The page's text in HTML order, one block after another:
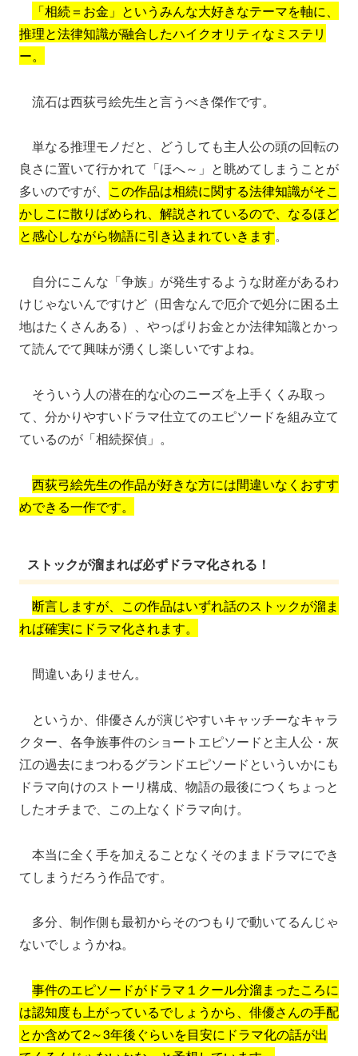
「相続＝お金」というみんな大好きなテーマを軸に、
推理と法律知識が融合したハイクオリティなミステリ
ー。
流石は西荻弓絵先生と言うべき傑作です。
単なる推理モノだと、どうしても主人公の頭の回転の
良さに置いて行かれて「ほへ～」と眺めてしまうことが
多いのですが、 この作品は相続に関する法律知識がそこ
かしこに散りばめられ、解説されているので、なるほど
と感心しながら物語に引き込まれていきます。
自分にこんな「争族」が発生するような財産があるわ
けじゃないんですけど（田舎なんで厄介で処分に困る土
地はたくさんある）、やっぱりお金とか法律知識とかっ
て読んでて興味が湧くし楽しいですよね。
そういう人の潜在的な心のニーズを上手くくみ取っ
て、分かりやすいドラマ仕立てのエピソードを組み立て
ているのが「相続探偵」。
西荻弓絵先生の作品が好きな方には間違いなくおすす
めできる一作です。
ストックが溜まれば必ずドラマ化される！
断言しますが、この作品はいずれ話のストックが溜ま
れば確実にドラマ化されます。
間違いありません。
というか、俳優さんが演じやすいキャッチーなキャラ
クター、各争族事件のショートエピソードと主人公・灰
江の過去にまつわるグランドエピソードといういかにも
ドラマ向けのストーリ構成、物語の最後につくちょっと
したオチまで、この上なくドラマ向け。
本当に全く手を加えることなくそのままドラマにでき
てしまうだろう作品です。
多分、制作側も最初からそのつもりで動いてるんじゃ
ないでしょうかね。
事件のエピソードがドラマ１クール分溜まったころに
は認知度も上がっているでしょうから、俳優さんの手配
とか含めて2～3年後ぐらいを目安にドラマ化の話が出